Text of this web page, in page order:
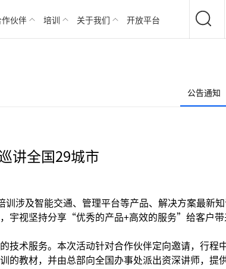
伙伴 培训 关于我们 开放平台
公告通知
讲全国29城市
涉及智能交通、管理平台等产品、解决方案最新
宇视坚持分享“优秀的产品+高效的服务”给客户
技术服务。本次活动针对合作伙伴定向邀请，行程
的教材，并由总部向全国办事处派出资深讲师，提